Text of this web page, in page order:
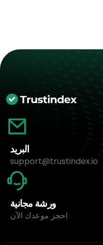
البريد
support@trustindex.io
ورشة مجانية
احجز موعدك الآن